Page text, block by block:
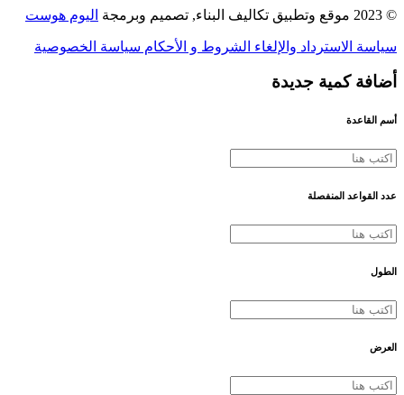
© 2023 موقع وتطبيق تكاليف البناء, تصميم وبرمجة اليوم هوست
سياسة الاسترداد والإلغاء الشروط و الأحكام سياسة الخصوصية
أضافة كمية جديدة
أسم القاعدة
عدد القواعد المنفصلة
الطول
العرض